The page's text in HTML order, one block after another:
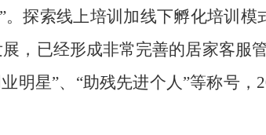
探索线上培训加线下孵化培训模
，已经形成非常完善的居家客服
明星”、“助残先进个人”等称号，